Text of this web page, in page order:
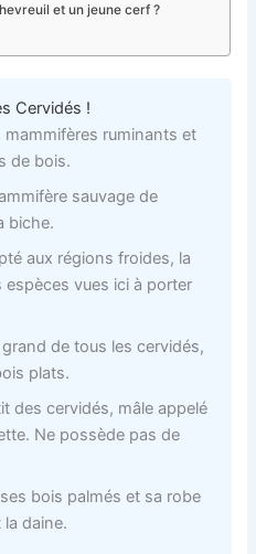
et un jeune cerf ?
Cervidés !
mammifères ruminants et
de bois.
sauvage de
biche.
aux régions froides, la
espèces vues ici à porter
de tous les cervidés,
plats.
des cervidés, mâle appelé
Ne possède pas de
bois palmés et sa robe
daine.